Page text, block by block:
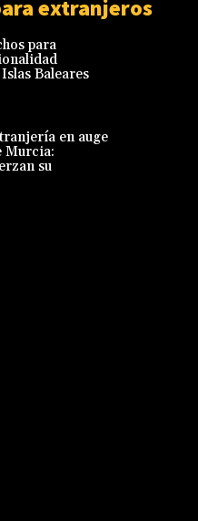
extranjeros
para
Baleares
en auge
Murcia:
su